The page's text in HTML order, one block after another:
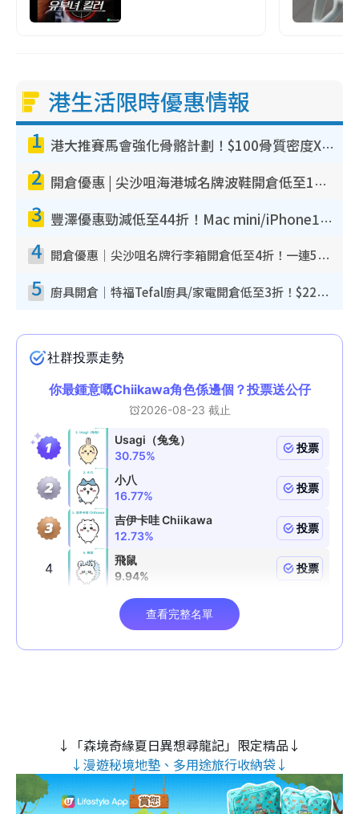
港生活限時優惠情報
1 港大推賽馬會強化骨骼計劃！$100骨質密度X光檢查 完成免費運動訓練送超市禮券！附參加資格
2 開倉優惠 | 尖沙咀海港城名牌波鞋開倉低至1折！On鞋$899起／Joy&Peace鞋履$98起
3 豐澤優惠勁減低至44折！Mac mini/iPhone17Pro大減價！廚房家電$220起
4 開倉優惠｜尖沙咀名牌行李箱開倉低至4折！一連5日 American Tourister/ace./Hallmark $200起！
5 廚具開倉｜特福Tefal廚具/家電開倉低至3折！$220起買平底鍋/炒鑊/湯煲！電飯煲/吸塵機/燙斗$418起
↓「森境奇緣夏日異想尋龍記」限定精品↓
↓漫遊秘境地墊、多用途旅行收納袋↓